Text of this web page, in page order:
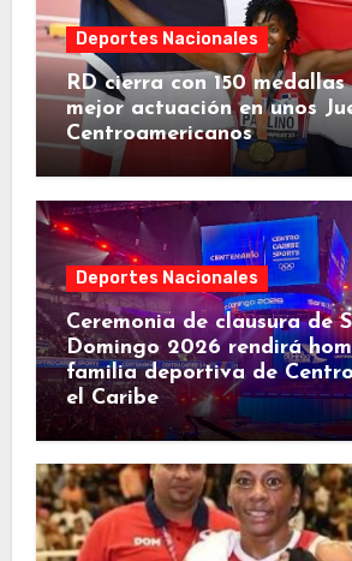
Deportes Nacionales
RD cierra con 150
mejor actuación en unos
Centroamericanos
Deportes Nacionales
Ceremonia de clausura de
Domingo 2026 rendirá
familia deportiva de
el Caribe